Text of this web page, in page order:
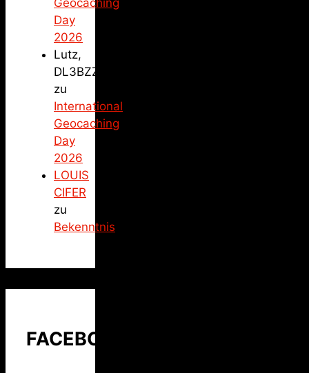
Geocaching
Day
2026
Lutz,
DL3BZZ
zu
International
Geocaching
Day
2026
LOUIS
CIFER
zu
Bekenntnis
FACEBOOK